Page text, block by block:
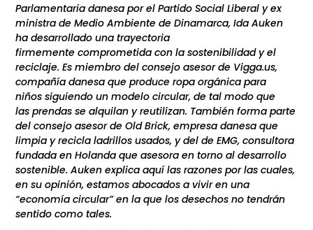
Parlamentaria danesa por el Partido Social Liberal y ex
ministra de Medio Ambiente de Dinamarca, Ida Auken
ha desarrollado una trayectoria
firmemente comprometida con la sostenibilidad y el
reciclaje. Es miembro del consejo asesor de Vigga.us,
compañía danesa que produce ropa orgánica para
niños siguiendo un modelo circular, de tal modo que
las prendas se alquilan y reutilizan. También forma parte
del consejo asesor de Old Brick, empresa danesa que
limpia y recicla ladrillos usados, y del de EMG, consultora
fundada en Holanda que asesora en torno al desarrollo
sostenible. Auken explica aquí las razones por las cuales,
en su opinión, estamos abocados a vivir en una
“economía circular” en la que los desechos no tendrán
sentido como tales.